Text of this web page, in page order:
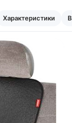
Характеристики